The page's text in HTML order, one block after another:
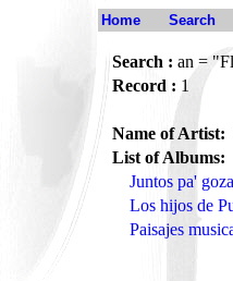
Home Search
Search : an =
Record : 1
Name of Artist:
List of Albums:
Juntos pa'
Los hijos de
Paisajes